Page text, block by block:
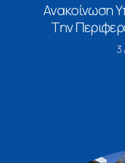
Ανακοίνωση
Την
3